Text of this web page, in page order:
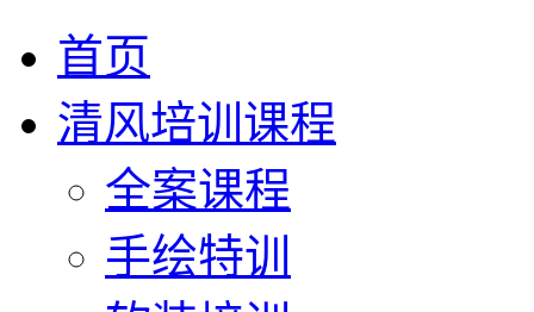
首页
清风培训课程
全案课程
手绘特训